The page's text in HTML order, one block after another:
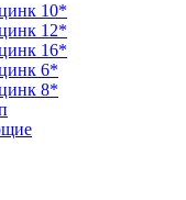
10*
12*
16*
6*
8*